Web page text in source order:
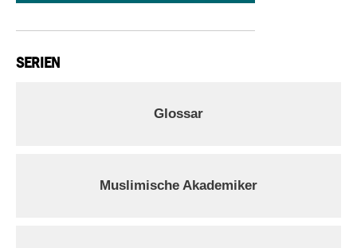
SERIEN
Glossar
Muslimische Akademiker